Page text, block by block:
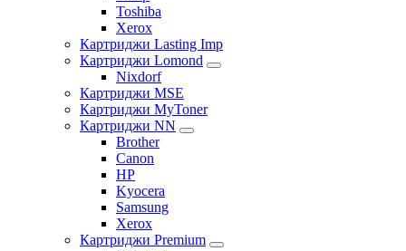
Toshiba
Xerox
Картриджи Lasting Imp
Картриджи Lomond
Nixdorf
Картриджи MSE
Картриджи MyToner
Картриджи NN
Brother
Canon
HP
Kyocera
Samsung
Xerox
Картриджи Premium